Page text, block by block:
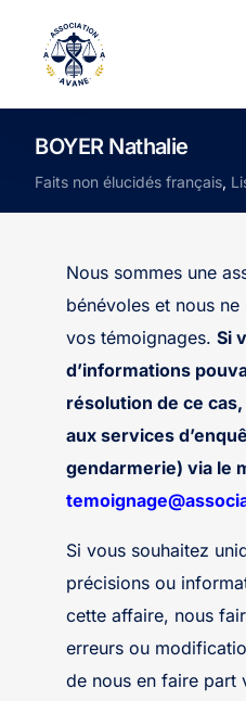
BOYER Nathalie
Faits non élucidés français,
Nous sommes une
bénévoles et nous
vos témoignages. Si
d’informations
résolution de ce cas,
aux services
gendarmerie) via le
Si vous souhaitez
précisions ou
cette affaire, nous
erreurs ou
de nous en faire part